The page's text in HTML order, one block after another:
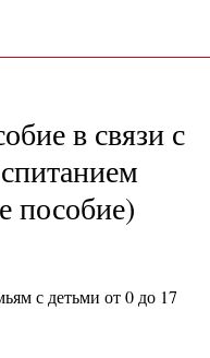
в связи с
пособие)
с детьми от 0 до 17